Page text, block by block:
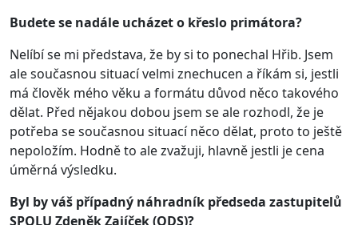
Budete se nadále ucházet o křeslo primátora?
Nelíbí se mi představa, že by si to ponechal Hřib. Jsem
ale současnou situací velmi znechucen a říkám si, jestli
má člověk mého věku a formátu důvod něco takového
dělat. Před nějakou dobou jsem se ale rozhodl, že je
potřeba se současnou situací něco dělat, proto to ještě
nepoložím. Hodně to ale zvažuji, hlavně jestli je cena
úměrná výsledku.
Byl by váš případný náhradník předseda zastupitelů
SPOLU Zdeněk Zajíček (ODS)?